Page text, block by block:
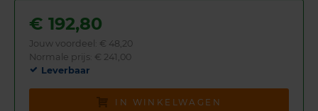
€ 192,80
Jouw voordeel: € 48,20
Normale prijs: € 241,00
Leverbaar
IN WINKELWAGEN